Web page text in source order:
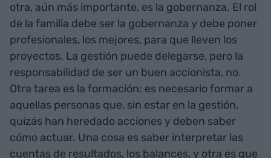
otra, aún más importante, es la gobernanza. El rol
de la familia debe ser la gobernanza y debe poner
profesionales, los mejores, para que lleven los
proyectos. La gestión puede delegarse, pero la
responsabilidad de ser un buen accionista, no.
Otra tarea es la formación: es necesario formar a
aquellas personas que, sin estar en la gestión,
quizás han heredado acciones y deben saber
cómo actuar. Una cosa es saber interpretar las
cuentas de resultados, los balances, y otra es que